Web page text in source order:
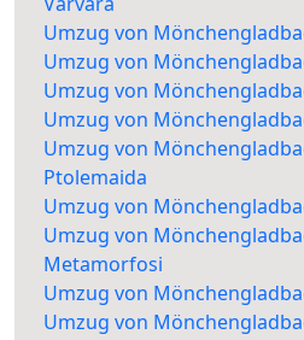
Umzug von
Umzug von
Umzug von
Umzug von
Umzug von
Ptolemaida
Umzug von
Umzug von
Metamorfosi
Umzug von
Umzug von